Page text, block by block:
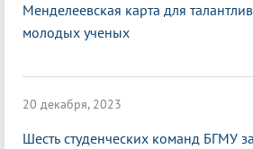
Менделеевская карта для
молодых ученых
20 декабря, 2023
Шесть студенческих команд БГМУ